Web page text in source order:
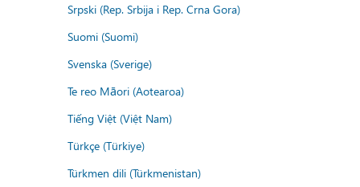
Srpski (Rep. Srbija i Rep. Crna Gora)
Suomi (Suomi)
Svenska (Sverige)
Te reo Māori (Aotearoa)
Tiếng Việt (Việt Nam)
Türkçe (Türkiye)
Türkmen dili (Türkmenistan)